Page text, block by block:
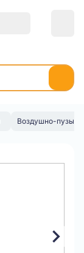
Воздушно-